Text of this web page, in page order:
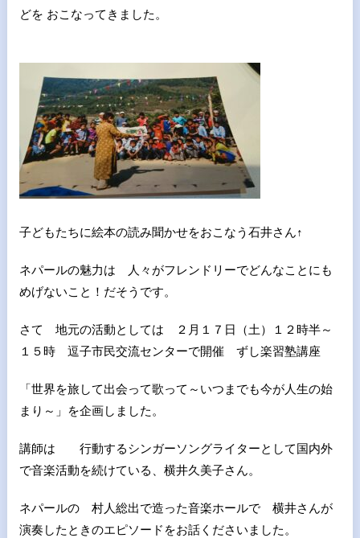
どを おこなってきました。
子どもたちに絵本の読み聞かせをおこなう石井さん↑
ネパールの魅力は 人々がフレンドリーでどんなことにも
めげないこと！だそうです。
さて 地元の活動としては ２月１７日（土）１２時半～
１５時 逗子市民交流センターで開催 ずし楽習塾講座
「世界を旅して出会って歌って～いつまでも今が人生の始
まり～」を企画しました。
講師は 行動するシンガーソングライターとして国内外
で音楽活動を続けている、横井久美子さん。
ネパールの 村人総出で造った音楽ホールで 横井さんが
演奏したときのエピソードをお話くださいました。